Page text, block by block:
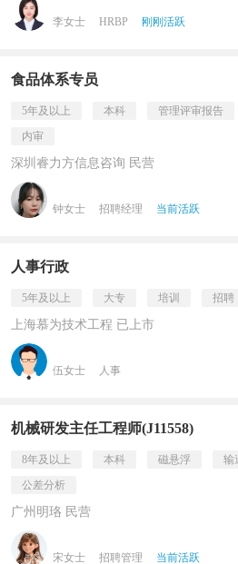
李女士 HRBP 刚刚活跃
食品体系专员
5年及以上 本科 管理评审报告
内审
深圳睿力方信息咨询 民营
钟女士 招聘经理 当前活跃
人事行政
5年及以上 大专 培训 招聘
上海慕为技术工程 已上市
伍女士 人事
机械研发主任工程师(J11558)
8年及以上 本科 磁悬浮 输
公差分析
广州明珞 民营
宋女士 招聘管理 当前活跃